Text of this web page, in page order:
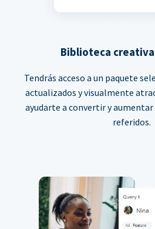
Biblioteca
Tendrás acceso a un paquete
actualizados y visualmente
ayudarte a convertir y
referidos.